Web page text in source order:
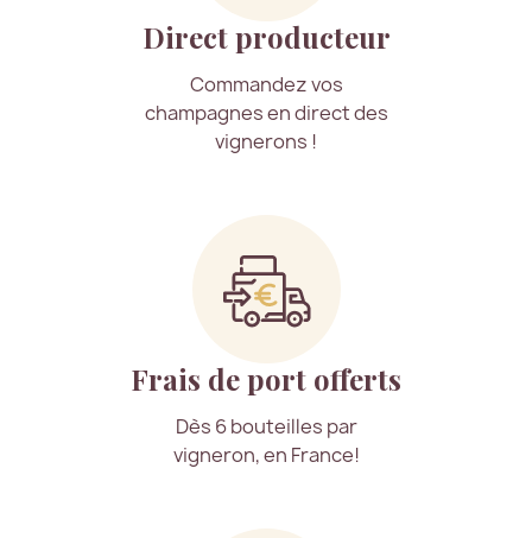
Direct producteur
Commandez vos
champagnes en direct des
vignerons !
Frais de port offerts
Dès 6 bouteilles par
vigneron, en France!